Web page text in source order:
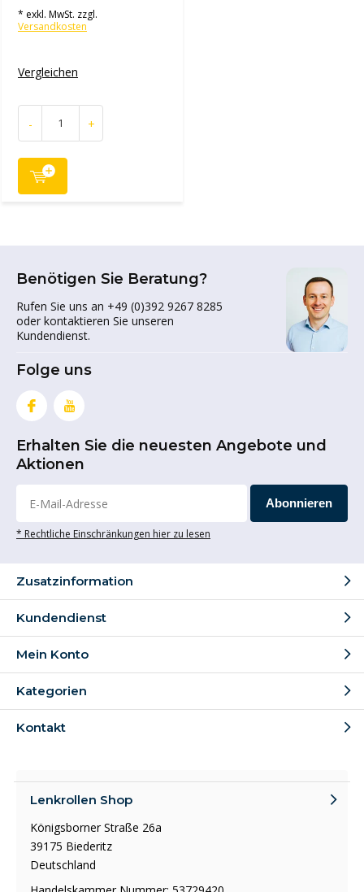
* exkl. MwSt. zzgl.
Versandkosten
Vergleichen
- +
Benötigen Sie Beratung?
Rufen Sie uns an +49 (0)392 9267 8285
oder kontaktieren Sie unseren
Kundendienst.
Folge uns
Erhalten Sie die neuesten Angebote und
Aktionen
Abonnieren
* Rechtliche Einschränkungen hier zu lesen
Zusatzinformation
Kundendienst
Mein Konto
Kategorien
Kontakt
Lenkrollen Shop
Königsborner Straße 26a
39175 Biederitz
Deutschland